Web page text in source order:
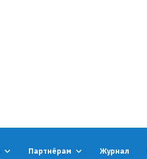
Партнёрам Журнал